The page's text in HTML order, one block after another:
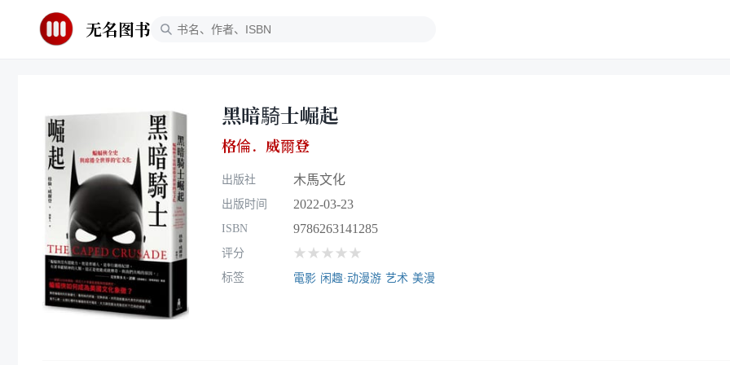
无名图书
黑暗騎士崛起
格倫．威爾登
出版社 木馬文化
出版时间 2022-03-23
ISBN 9786263141285
评分 ★★★★★
标签 電影 闲趣·动漫游 艺术 美漫